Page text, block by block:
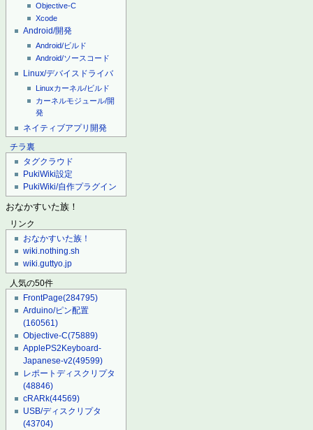
Objective-C
Xcode
Android/開発
Android/ビルド
Android/ソースコード
Linux/デバイスドライバ
Linuxカーネル/ビルド
カーネルモジュール/開
発
ネイティブアプリ開発
チラ裏
タグクラウド
PukiWiki設定
PukiWiki/自作プラグイン
おなかすいた族！
リンク
おなかすいた族！
wiki.nothing.sh
wiki.guttyo.jp
人気の50件
FrontPage(284795)
Arduino/ピン配置
(160561)
Objective-C(75889)
ApplePS2Keyboard-
Japanese-v2(49599)
レポートディスクリプタ
(48846)
cRARk(44569)
USB/ディスクリプタ
(43704)